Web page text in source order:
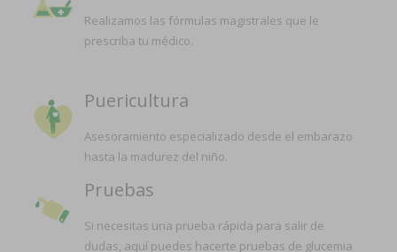
Realizamos las fórmulas magistrales que le
prescriba tu médico.
Puericultura
Asesoramiento especializado desde el embarazo
hasta la madurez del niño.
Pruebas
Si necesitas una prueba rápida para salir de
dudas, aquí puedes hacerte pruebas de glucemia